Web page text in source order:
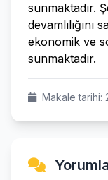
sunmaktadır.
ekonomik ve
sunmaktadır.
Makale tarihi: